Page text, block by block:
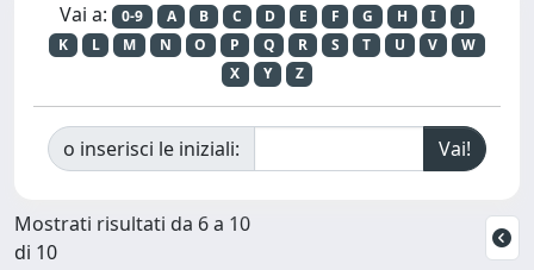
Vai a: 0-9 A B C D E F G H I
J
K
L M N O P Q R S T U V
W
X
Y Z
o inserisci le iniziali:
Mostrati risultati da 6 a 10
di 10